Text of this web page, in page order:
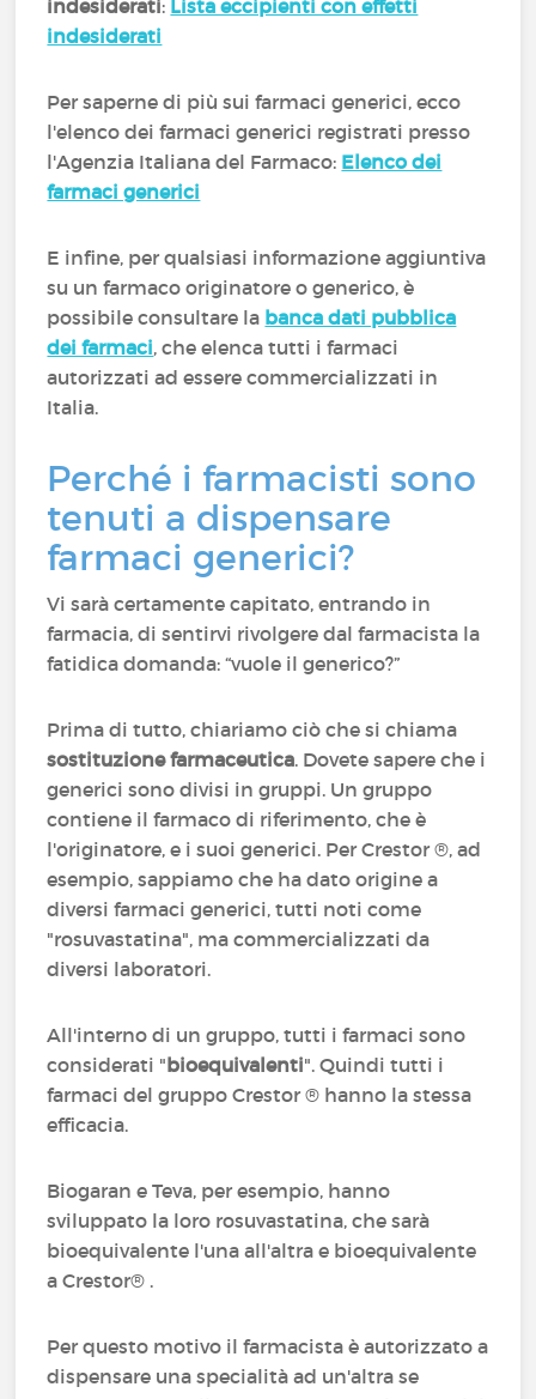
indesiderati: Lista eccipienti con effetti
indesiderati
Per saperne di più sui farmaci generici, ecco
l'elenco dei farmaci generici registrati presso
l'Agenzia Italiana del Farmaco: Elenco dei
farmaci generici
E infine, per qualsiasi informazione aggiuntiva
su un farmaco originatore o generico, è
possibile consultare la banca dati pubblica
dei farmaci, che elenca tutti i farmaci
autorizzati ad essere commercializzati in
Italia.
Perché i farmacisti sono
tenuti a dispensare
farmaci generici?
Vi sarà certamente capitato, entrando in
farmacia, di sentirvi rivolgere dal farmacista la
fatidica domanda: “vuole il generico?”
Prima di tutto, chiariamo ciò che si chiama
sostituzione farmaceutica. Dovete sapere che i
generici sono divisi in gruppi. Un gruppo
contiene il farmaco di riferimento, che è
l'originatore, e i suoi generici. Per Crestor ®, ad
esempio, sappiamo che ha dato origine a
diversi farmaci generici, tutti noti come
"rosuvastatina", ma commercializzati da
diversi laboratori.
All'interno di un gruppo, tutti i farmaci sono
considerati "bioequivalenti". Quindi tutti i
farmaci del gruppo Crestor ® hanno la stessa
efficacia.
Biogaran e Teva, per esempio, hanno
sviluppato la loro rosuvastatina, che sarà
bioequivalente l'una all'altra e bioequivalente
a Crestor® .
Per questo motivo il farmacista è autorizzato a
dispensare una specialità ad un'altra se